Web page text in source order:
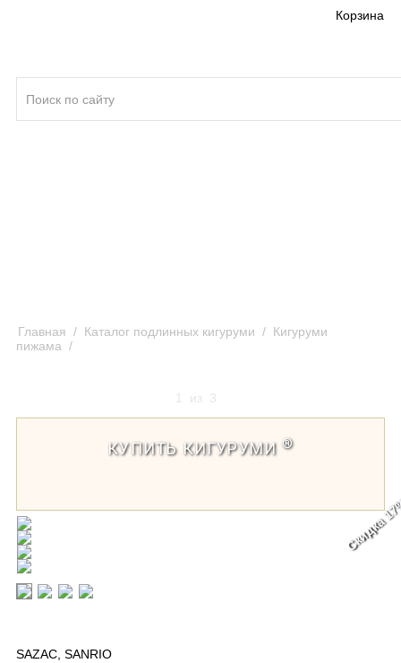
Корзина
Главная / Каталог подлинных кигуруми / Кигуруми
пижама /
из 3
КУПИТЬ КИГУРУМИ ®
Скидка
SAZAC SANRIO